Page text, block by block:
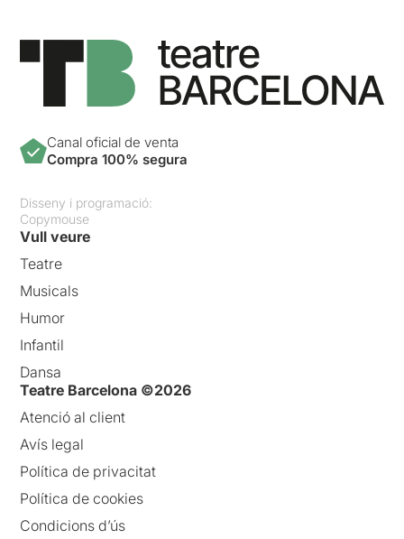
Canal oficial de venta
Compra 100% segura
Disseny i programació:
Copymouse
Vull veure
Teatre
Musicals
Humor
Infantil
Dansa
Teatre Barcelona ©2026
Atenció al client
Avís legal
Política de privacitat
Política de cookies
Condicions d’ús